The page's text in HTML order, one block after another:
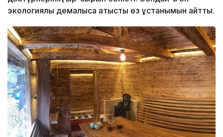
экологиялық демалысқа қатысты өз ұстанымын айтты.